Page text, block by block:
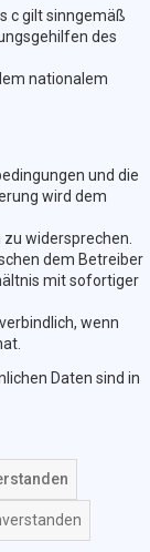
c gilt sinngemäß
des
nationalem
und die
wird dem
widersprechen.
dem Betreiber
mit sofortiger
wenn
Daten sind in